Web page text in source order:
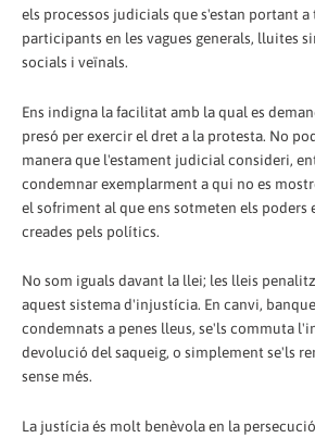
els processos judicials que s'estan portant
participants en les vagues generals, lluites
socials i veïnals.
Ens indigna la facilitat amb la qual es
presó per exercir el dret a la protesta. No
manera que l'estament judicial consideri,
condemnar exemplarment a qui no es
el sofriment al que ens sotmeten els poders
creades pels polítics.
No som iguals davant la llei; les lleis
aquest sistema d'injustícia. En canvi,
condemnats a penes lleus, se'ls commuta
devolució del saqueig, o simplement se'ls
sense més.
La justícia és molt benèvola en la